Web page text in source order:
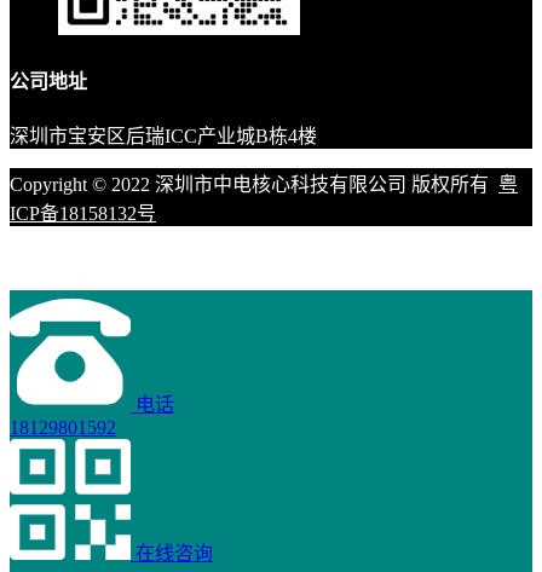
公司地址
深圳市宝安区后瑞ICC产业城B栋4楼
Copyright © 2022 深圳市中电核心科技有限公司 版权所有 粤
ICP备18158132号
电话
18129801592
在线咨询